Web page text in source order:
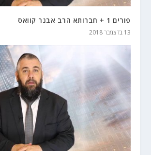
פורים 1 + חברותא הרב אבנר קוואס
13 בדצמבר 2018